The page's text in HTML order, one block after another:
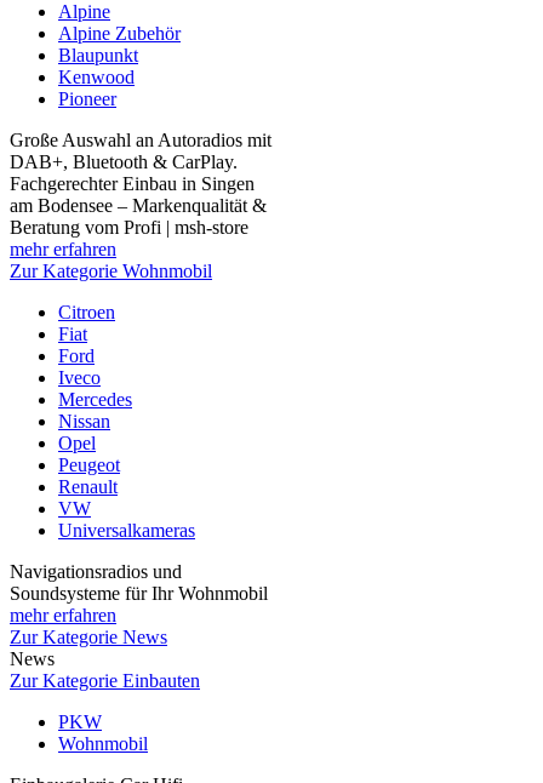
Alpine
Alpine Zubehör
Blaupunkt
Kenwood
Pioneer
Große Auswahl an Autoradios mit
DAB+, Bluetooth & CarPlay.
Fachgerechter Einbau in Singen
am Bodensee – Markenqualität &
Beratung vom Profi | msh-store
mehr erfahren
Zur Kategorie Wohnmobil
Citroen
Fiat
Ford
Iveco
Mercedes
Nissan
Opel
Peugeot
Renault
VW
Universalkameras
Navigationsradios und
Soundsysteme für Ihr Wohnmobil
mehr erfahren
Zur Kategorie News
News
Zur Kategorie Einbauten
PKW
Wohnmobil